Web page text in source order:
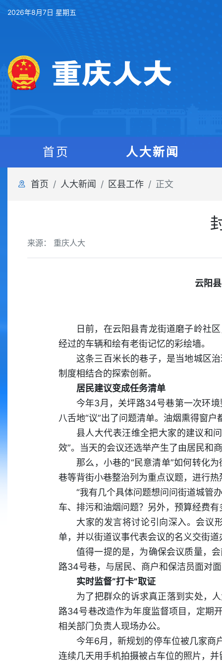
2026年8月7日 星期五
首页 人大新闻
首页 人大新闻 区县工作 正文
来源： 重庆人大
云阳
日前，在云阳县青龙街道磨子岭社
经过的车辆和绘有老街记忆的彩绘墙。
这条三百米长的巷子，是当地城区
制度相结合的探索创新。
居民建议变成任务清单
今年3月，关坪路34号巷第一次环
八舌地“议”出了问题清单。油烟熏得窗
县人大代表汪维全把大家的建议和
效”。当天的会议还选举产生了由居民和
那么，小巷的“民意清单”如何转化
巷等背街小巷整治列为重点议题，进行热
“我有几个具体问题想问问街道城管
车、排污和油烟问题？另外，预算经费
大家的发言将讨论引向深入。会议
单，并以街道议事代表会议的名义交街
值得一提的是，为确保会议质量，
路34号巷，与居民、商户和保洁员面对
实时监督“打卡”取证
为了把群众的诉求真正落到实处，
路34号巷改造作为年度监督项目，定期
相关部门负责人现场办公。
今年6月，新规划的停车位被几家商
连续几天用手机拍摄被占车位的照片，并